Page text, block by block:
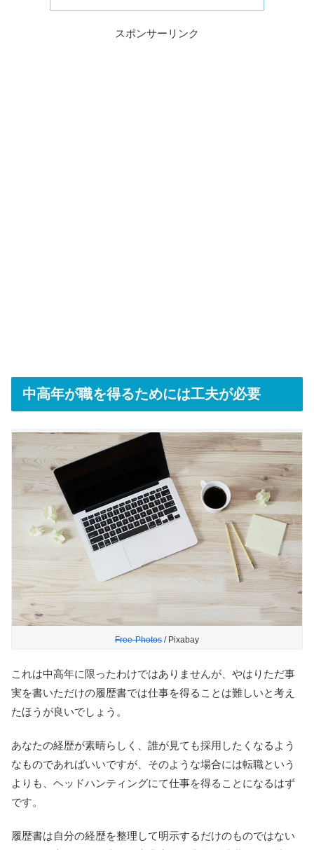
スポンサーリンク
中高年が職を得るためには工夫が必要
Free-Photos / Pixabay
これは中高年に限ったわけではありませんが、やはりただ事
実を書いただけの履歴書では仕事を得ることは難しいと考え
たほうが良いでしょう。
あなたの経歴が素晴らしく、誰が見ても採用したくなるよう
なものであればいいですが、そのような場合には転職という
よりも、ヘッドハンティングにて仕事を得ることになるはず
です。
履歴書は自分の経歴を整理して明示するだけのものではない